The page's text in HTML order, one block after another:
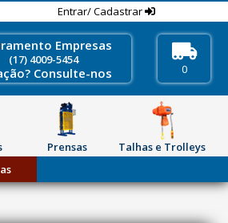
Entrar/ Cadastrar
Empresas
(17) 4009-5454
Consulte-nos 0
Prensas
Talhas e Trolleys